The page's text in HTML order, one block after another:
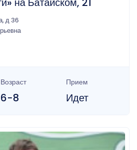
д 36
Возраст
6-8
Прием
Идет